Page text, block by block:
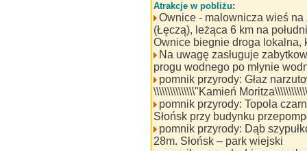
Atrakcje w pobliżu:
Ownice - malownicza wieś
(Łęczą), leżąca 6 km na
Ownice biegnie droga lokalna,
Na uwagę zasługuje
progu wodnego po młynie
pomnik przyrody: Głaz
\\\\\\\\\\\\\\\"Kamień
pomnik przyrody: Topola
Słońsk przy budynku
pomnik przyrody: Dąb
28m. Słońsk – park wiejski